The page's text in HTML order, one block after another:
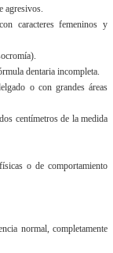
agresivos.
caracteres femeninos y
dentaria incompleta.
o con grandes áreas
centímetros de la medida
o de comportamiento
normal, completamente